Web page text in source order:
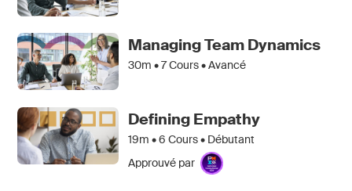
Managing Team Dynamics
30m •7Cours • Avancé
Defining Empathy
19m •6 Cours • Débutant
Approuvé par